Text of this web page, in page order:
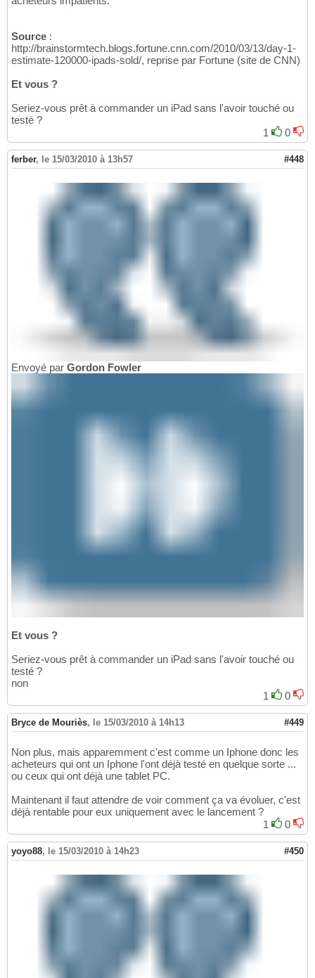
Source :
http://brainstormtech.blogs.fortune.cnn.com/2010/03/13/day-1-
estimate-120000-ipads-sold/, reprise par Fortune (site de CNN)
Et vous ?
Seriez-vous prêt à commander un iPad sans l'avoir touché ou
testé ?
1
0
ferber, le 15/03/2010 à 13h57 #448
Envoyé par Gordon Fowler
Et vous ?
Seriez-vous prêt à commander un iPad sans l'avoir touché ou
testé ?
non
1
0
Bryce de Mouriès, le 15/03/2010 à 14h13 #449
Non plus, mais apparemment c'est comme un Iphone donc les
acheteurs qui ont un Iphone l'ont déjà testé en quelque sorte ...
ou ceux qui ont déjà une tablet PC.
Maintenant il faut attendre de voir comment ça va évoluer, c'est
déjà rentable pour eux uniquement avec le lancement ?
1
0
yoyo88, le 15/03/2010 à 14h23 #450